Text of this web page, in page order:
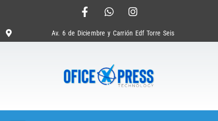
Av. 6 de Diciembre y Carrión Edf Torre Seis